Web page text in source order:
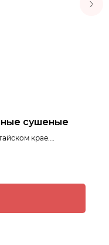
сушеные
крае.
сохраняют